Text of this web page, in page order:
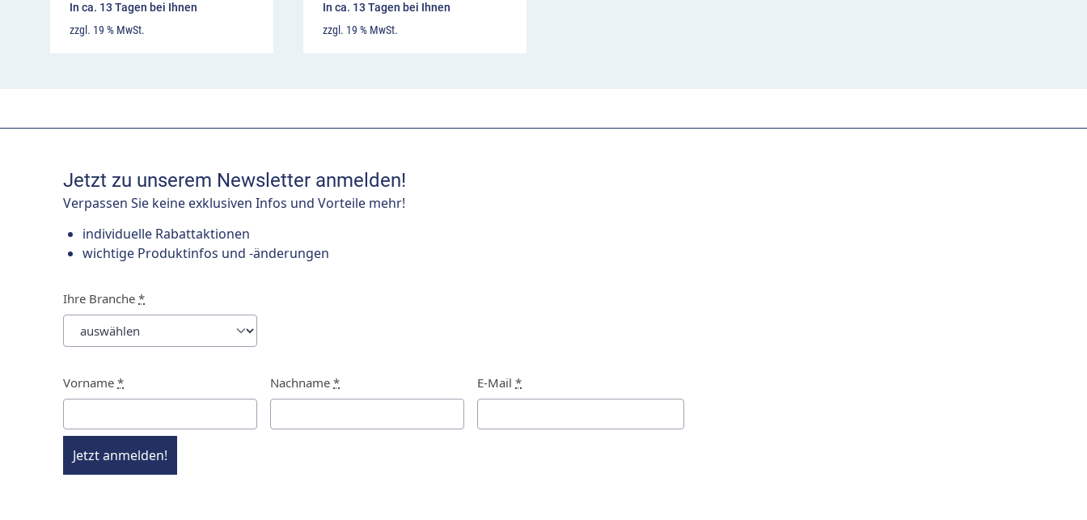
In ca. 13 Tagen bei Ihnen
zzgl. 19 % MwSt.
In ca. 13 Tagen bei Ihnen
zzgl. 19 % MwSt.
Jetzt zu unserem Newsletter anmelden!
Verpassen Sie keine exklusiven Infos und Vorteile mehr!
individuelle Rabattaktionen
wichtige Produktinfos und -änderungen
Ihre Branche *
Vorname * Nachname * E-Mail *
Jetzt anmelden!